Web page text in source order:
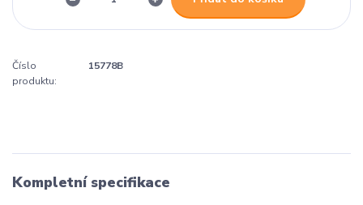
Číslo
produktu:
15778B
Kompletní specifikace